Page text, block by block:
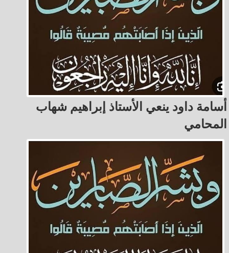
أسامة داود ينعي الأستاذ إبراهيم شهاب
المحامي